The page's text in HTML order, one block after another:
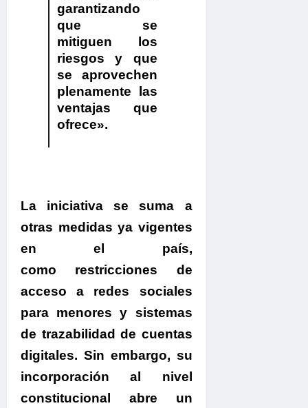
garantizando
que se
mitiguen los
riesgos y que
se aprovechen
plenamente las
ventajas que
ofrece».
La iniciativa se suma a
otras medidas ya vigentes
en el país,
como restricciones de
acceso a redes sociales
para menores y sistemas
de trazabilidad de cuentas
digitales. Sin embargo, su
incorporación al nivel
constitucional abre un